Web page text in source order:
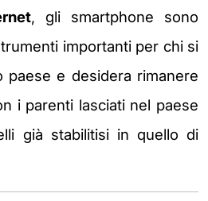
, gli smartphone sono
importanti per chi si
paese e desidera rimanere
i parenti lasciati nel paese
già stabilitisi in quello di